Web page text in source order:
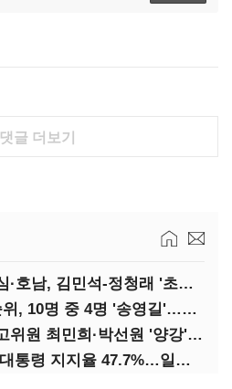
댓글 더보기
(정기여론조사)②당심·호남, 김민석-정청래 '초접전'
(정기여론조사)③2순위, 10명 중 4명 '송영길'…정청래 '한 자릿수'
(정기여론조사)④최고위원 최민희·박선원 '양강'…서미화·이성윤·임미애 뒤이어
(정기여론조사)⑤이 대통령 지지율 47.7%…일주일 만에 다시 40%대